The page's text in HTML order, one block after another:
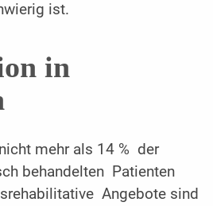
ist.
in
mehr als 14 % der
behandelten Patienten
Angebote sind